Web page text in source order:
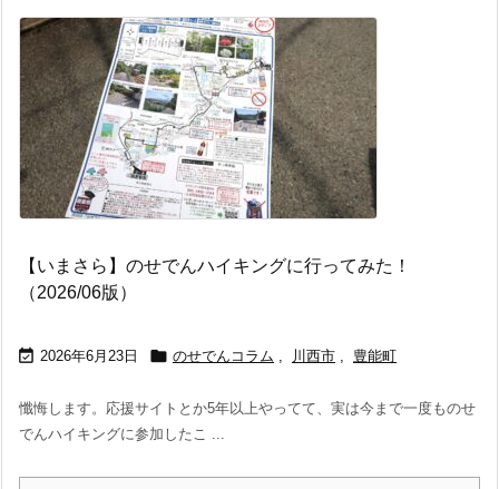
【いまさら】のせでんハイキングに行ってみた！
（2026/06版）
 2026年6月23日  のせでんコラム , 川西市 , 豊能町
懺悔します。応援サイトとか5年以上やってて、実は今まで一度ものせ
でんハイキングに参加したこ ...